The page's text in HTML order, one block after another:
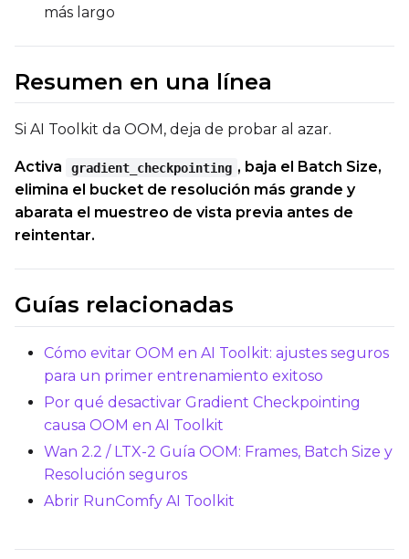
más largo
Resumen en una línea
Si AI Toolkit da OOM, deja de probar al azar.
Activa gradient_checkpointing , baja el Batch Size,
elimina el bucket de resolución más grande y
abarata el muestreo de vista previa antes de
reintentar.
Guías relacionadas
Cómo evitar OOM en AI Toolkit: ajustes seguros
para un primer entrenamiento exitoso
Por qué desactivar Gradient Checkpointing
causa OOM en AI Toolkit
Wan 2.2 / LTX-2 Guía OOM: Frames, Batch Size y
Resolución seguros
Abrir RunComfy AI Toolkit